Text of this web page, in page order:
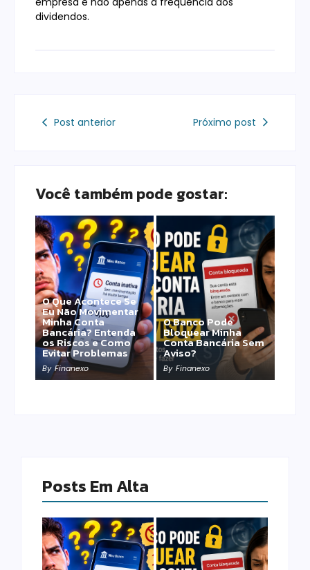
dividendos.
Post anterior Próximo post
Você também pode gostar:
O Que Acontece Se
Eu Não Movimentar
Minha Conta
Bancária? Entenda
os Riscos e Como
Evitar Problemas
By Finanexo
O Banco Pode
Bloquear Minha
Conta Bancária Sem
Aviso?
By Finanexo
Posts Em Alta